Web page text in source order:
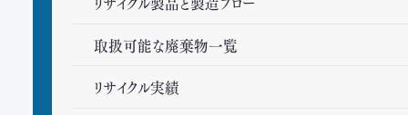
取扱可能な廃棄物一覧
リサイクル実績